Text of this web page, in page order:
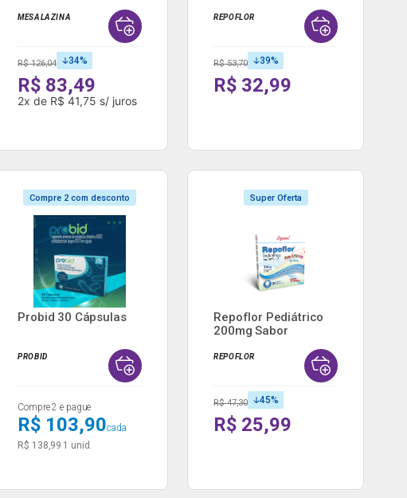
MESALAZINA
R$ 126,04 34%
R$ 83,49
2x de R$ 41,75 s/ juros
REPOFLOR
R$ 53,70 39%
R$ 32,99
Compre 2 com desconto
Probid 30 Cápsulas
PROBID
Compre 2 e pague
R$ 103,90cada
R$ 138,99 1 unid.
Super Oferta
Repoflor Pediátrico
200mg Sabor
REPOFLOR
R$ 47,30 45%
R$ 25,99